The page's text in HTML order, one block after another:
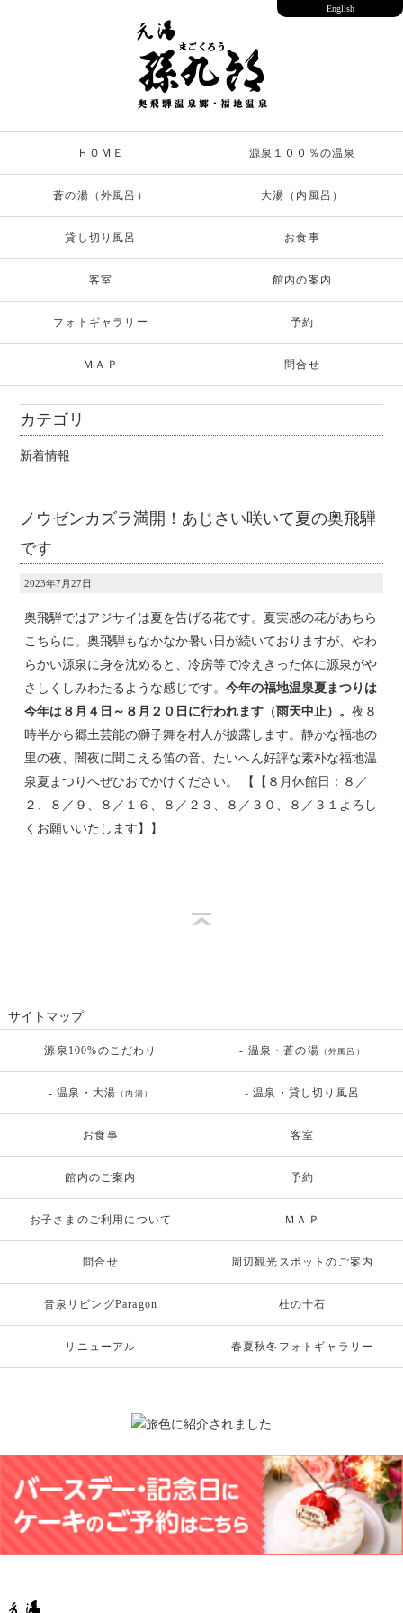
ＨＯＭＥ 源泉１００％の温泉
蒼の湯（外風呂） 大湯（内風呂）
貸し切り風呂 お食事
客室 館内の案内
フォトギャラリー 予約
ＭＡＰ 問合せ
English
カテゴリ
新着情報
ノウゼンカズラ満開！あじさい咲いて夏の奥飛騨
です
2023年7月27日
奥飛騨ではアジサイは夏を告げる花です。夏実感の花があちら
こちらに。奥飛騨もなかなか暑い日が続いておりますが、やわ
らかい源泉に身を沈めると、冷房等で冷えきった体に源泉がや
さしくしみわたるような感じです。今年の福地温泉夏まつりは
今年は８月４日～８月２０日に行われます（雨天中止）。夜８
時半から郷土芸能の獅子舞を村人が披露します。静かな福地の
里の夜、闇夜に聞こえる笛の音、たいへん好評な素朴な福地温
泉夏まつりへぜひおでかけください。 【【８月休館日：８／
２、８／９、８／１６、８／２３、８／３０、８／３１よろし
くお願いいたします】】
サイトマップ
源泉100%のこだわり - 温泉・蒼の湯 （外風呂）
- 温泉・大湯 （内湯） - 温泉・貸し切り風呂
お食事 客室
館内のご案内 予約
お子さまのご利用について ＭＡＰ
問合せ 周辺観光スポットのご案内
音泉リビングParagon 杜の十石
リニューアル 春夏秋冬フォトギャラリー